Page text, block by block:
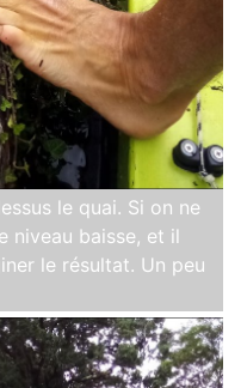
le quai. Si on ne
niveau baisse, et il
le résultat. Un peu